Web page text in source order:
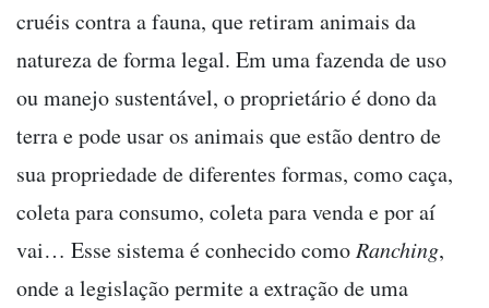
cruéis contra a fauna, que retiram animais da
natureza de forma legal. Em uma fazenda de uso
ou manejo sustentável, o proprietário é dono da
terra e pode usar os animais que estão dentro de
sua propriedade de diferentes formas, como caça,
coleta para consumo, coleta para venda e por aí
vai… Esse sistema é conhecido como Ranching,
onde a legislação permite a extração de uma